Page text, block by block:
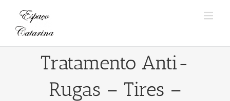
content
Tratamento Anti-
Rugas – Tires –